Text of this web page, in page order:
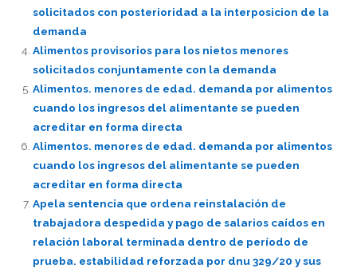
solicitados con posterioridad a la interposicion de la
demanda
Alimentos provisorios para los nietos menores
solicitados conjuntamente con la demanda
Alimentos. menores de edad. demanda por alimentos
cuando los ingresos del alimentante se pueden
acreditar en forma directa
Alimentos. menores de edad. demanda por alimentos
cuando los ingresos del alimentante se pueden
acreditar en forma directa
Apela sentencia que ordena reinstalación de
trabajadora despedida y pago de salarios caídos en
relación laboral terminada dentro de período de
prueba. estabilidad reforzada por dnu 329/20 y sus